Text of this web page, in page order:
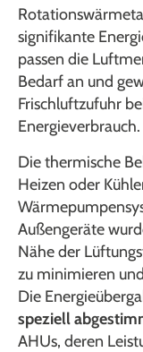
signifikante
passen die
Bedarf an und
Frischluftzufuhr
Energieverbrauch.
Die thermische
Heizen oder
Außengeräte
Nähe der
zu minimieren
Die
speziell
AHUs, deren